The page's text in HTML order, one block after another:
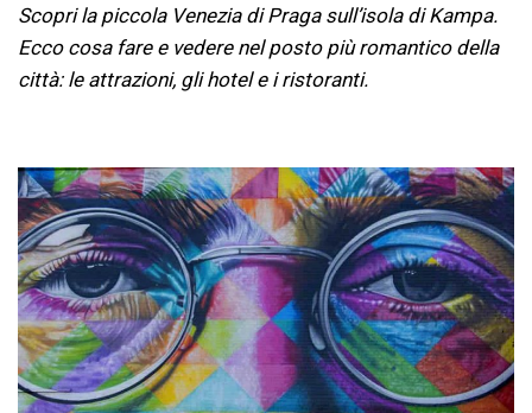
Scopri la piccola Venezia di Praga sull’isola di Kampa.
Ecco cosa fare e vedere nel posto più romantico della
città: le attrazioni, gli hotel e i ristoranti.